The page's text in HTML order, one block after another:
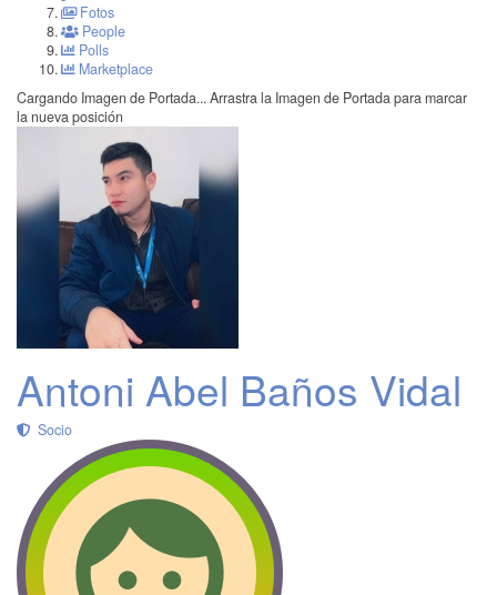
Fotos
People
Polls
Marketplace
Cargando Imagen de Portada... Arrastra la Imagen de Portada para marcar
la nueva posición
Antoni Abel Baños Vidal
Socio